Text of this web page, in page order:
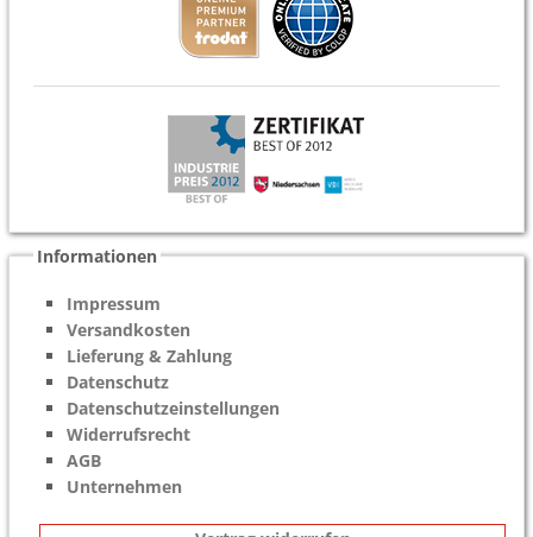
Informationen
Impressum
Versandkosten
Lieferung & Zahlung
Datenschutz
Datenschutzeinstellungen
Widerrufsrecht
AGB
Unternehmen